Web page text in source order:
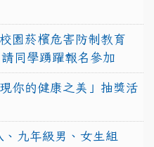
園菸檳危害防制教育
同學踴躍報名參加
你的健康之美」抽獎活
九年級男、女生組